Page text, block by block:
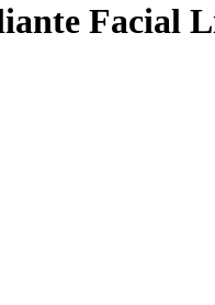
Facial